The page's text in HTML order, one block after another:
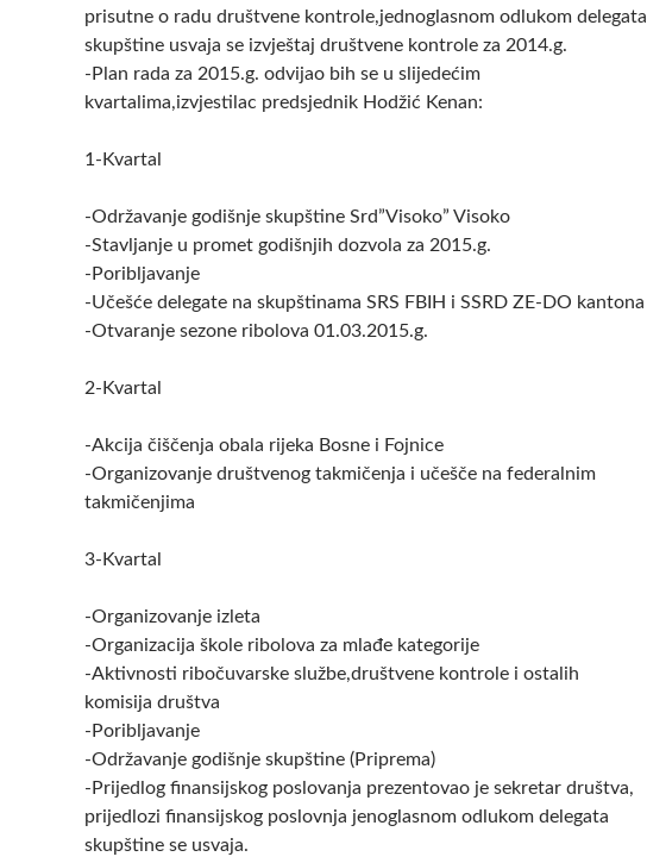
prisutne o radu društvene kontrole,jednoglasnom odlukom delegata
skupštine usvaja se izvještaj društvene kontrole za 2014.g.
-Plan rada za 2015.g. odvijao bih se u slijedećim
kvartalima,izvjestilac predsjednik Hodžić Kenan:
1-Kvartal
-Održavanje godišnje skupštine Srd”Visoko” Visoko
-Stavljanje u promet godišnjih dozvola za 2015.g.
-Poribljavanje
-Učešće delegate na skupštinama SRS FBIH i SSRD ZE-DO kantona
-Otvaranje sezone ribolova 01.03.2015.g.
2-Kvartal
-Akcija čiščenja obala rijeka Bosne i Fojnice
-Organizovanje društvenog takmičenja i učešče na federalnim
takmičenjima
3-Kvartal
-Organizovanje izleta
-Organizacija škole ribolova za mlađe kategorije
-Aktivnosti ribočuvarske službe,društvene kontrole i ostalih
komisija društva
-Poribljavanje
-Održavanje godišnje skupštine (Priprema)
-Prijedlog finansijskog poslovanja prezentovao je sekretar društva,
prijedlozi finansijskog poslovnja jenoglasnom odlukom delegata
skupštine se usvaja.